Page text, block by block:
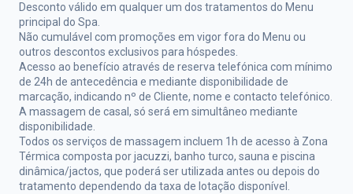
Desconto válido em qualquer um dos tratamentos do Menu
principal do Spa.
Não cumulável com promoções em vigor fora do Menu ou
outros descontos exclusivos para hóspedes.
Acesso ao benefício através de reserva telefónica com mínimo
de 24h de antecedência e mediante disponibilidade de
marcação, indicando nº de Cliente, nome e contacto telefónico.
A massagem de casal, só será em simultâneo mediante
disponibilidade.
Todos os serviços de massagem incluem 1h de acesso à Zona
Térmica composta por jacuzzi, banho turco, sauna e piscina
dinâmica/jactos, que poderá ser utilizada antes ou depois do
tratamento dependendo da taxa de lotação disponível.